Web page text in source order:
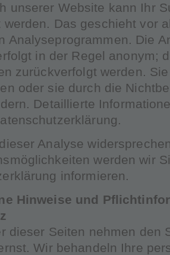
unserer Website kann Ihr
werden. Das geschieht vor
Analyseprogrammen. Die
in der Regel anonym;
zurückverfolgt werden.
oder sie durch die
Detaillierte
Analyse
werden wir
informieren.
Hinweise und
dieser Seiten nehmen den
Wir behandeln Ihre